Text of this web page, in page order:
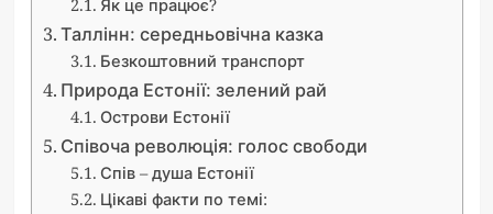
Таллінн: середньовічна казка
Безкоштовний транспорт
Природа Естонії: зелений рай
Острови Естонії
Співоча революція: голос свободи
Спів – душа Естонії
Цікаві факти по темі: